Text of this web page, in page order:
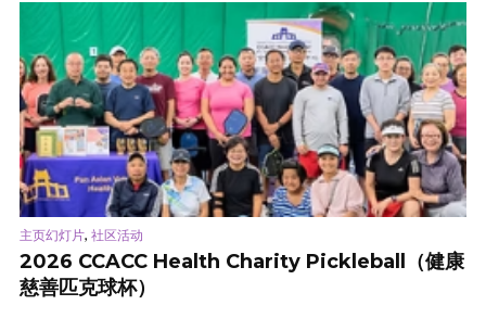
主页幻灯片, 社区活动
2026 CCACC Health Charity Pickleball（健康
慈善匹克球杯）